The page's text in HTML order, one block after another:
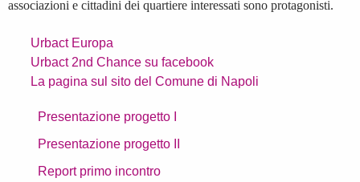
associazioni e cittadini dei quartiere interessati sono protagonisti.
Urbact Europa
Urbact 2nd Chance su facebook
La pagina sul sito del Comune di Napoli
Presentazione progetto I
Presentazione progetto II
Report primo incontro